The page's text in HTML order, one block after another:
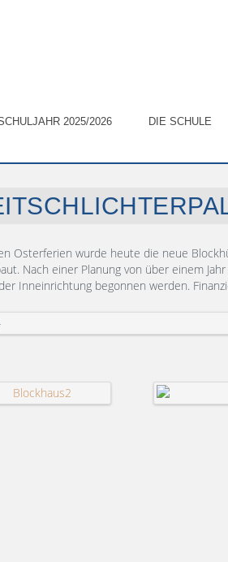
2025/2026 DIE SCHULE
Streitschlichterpalast steht
Osterferien wurde heute die neue
Nach einer Planung von über einem
Inneinrichtung begonnen werden.